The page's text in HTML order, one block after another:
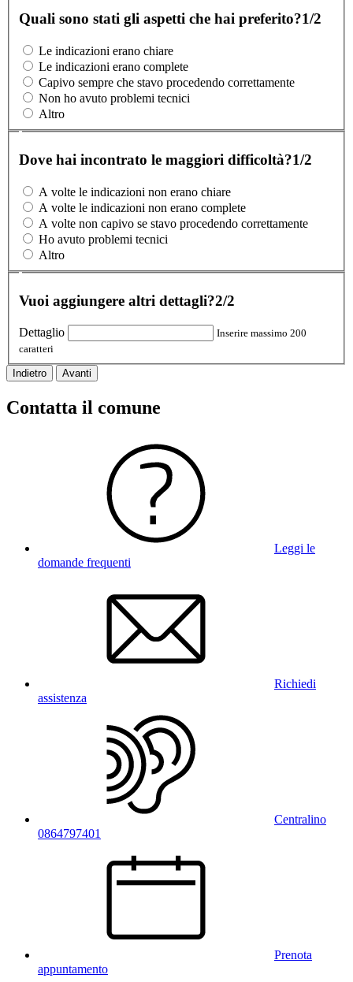
Quali sono stati gli aspetti che hai preferito?1/2
Le indicazioni erano chiare
Le indicazioni erano complete
Capivo sempre che stavo procedendo correttamente
Non ho avuto problemi tecnici
Altro
Dove hai incontrato le maggiori difficoltà?1/2
A volte le indicazioni non erano chiare
A volte le indicazioni non erano complete
A volte non capivo se stavo procedendo correttamente
Ho avuto problemi tecnici
Altro
Vuoi aggiungere altri dettagli?2/2
Dettaglio
Inserire massimo 200
caratteri
Indietro Avanti
Contatta il comune
Leggi le
domande frequenti
Richiedi
assistenza
Centralino
0864797401
Prenota
appuntamento